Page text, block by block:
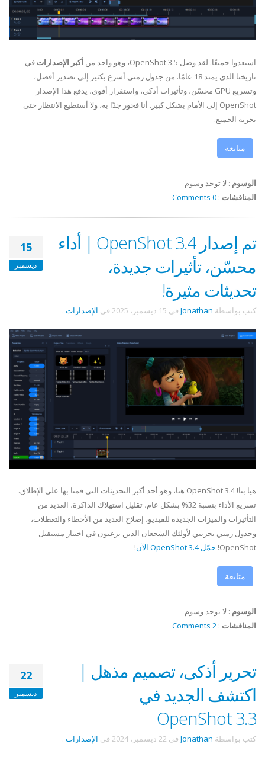
استعدوا جميعًا. لقد وصل OpenShot 3.5، وهو واحد من أكبر الإصدارات في
تاريخنا الذي يمتد 18 عامًا. من جدول زمني أسرع بكثير إلى تصدير أفضل،
وتسريع GPU محسّن، وتأثيرات أذكى، واستقرار أقوى، يدفع هذا الإصدار
OpenShot إلى الأمام بشكل كبير. أنا فخور جدًا به، ولا أستطيع الانتظار حتى
يجربه الجميع.
متابعة
الوسوم : لا توجد وسوم
المناقشات :
0 Comments
15
ديسمبر
تم إصدار OpenShot 3.4 | أداء
محسّن، تأثيرات جديدة،
تحديثات مثيرة!
كتب بواسطة Jonathan في 15 ديسمبر، 2025 في الإصدارات .
هيا بنا! OpenShot 3.4 هنا، وهو أحد أكبر التحديثات التي قمنا بها على الإطلاق.
تسريع الأداء بنسبة 32% بشكل عام، تقليل استهلاك الذاكرة، العديد من
التأثيرات والميزات الجديدة للفيديو، إصلاح العديد من الأخطاء والتعطلات،
وجدول زمني تجريبي لأولئك الشجعان الذين يرغبون في اختبار مستقبل
OpenShot! حمّل OpenShot 3.4 الآن !
متابعة
الوسوم : لا توجد وسوم
المناقشات :
2 Comments
22
ديسمبر
تحرير أذكى، تصميم مذهل |
اكتشف الجديد في
OpenShot 3.3
كتب بواسطة Jonathan في 22 ديسمبر، 2024 في الإصدارات .